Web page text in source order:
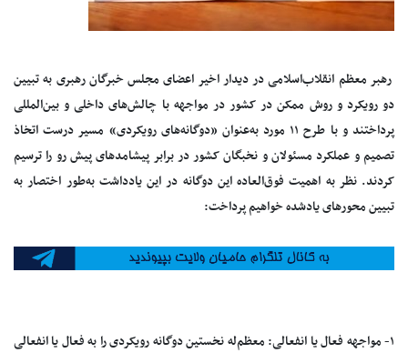
رهبر معظم انقلاب‌اسلامی در دیدار اخیر اعضای مجلس خبرگان رهبری به تبیین
دو رویکرد و روش ممکن در کشور در مواجهه با چالش‌های داخلی و بین‌المللی
پرداختند و با طرح ۱۱ مورد به‌عنوان «دوگانه‌های رویکردی» مسیر درست اتخاذ
تصمیم و عملکرد مسئولان و نخبگان کشور در برابر پیشامدهای پیش رو را ترسیم
کردند. نظر به اهمیت فوق‌العاده این دوگانه در این یادداشت به‌طور اختصار به
تبیین محورهای یادشده خواهیم پرداخت:
۱- مواجهه فعال یا انفعالی: معظم‌له نخستین دوگانه رویکردی را به فعال یا انفعالی